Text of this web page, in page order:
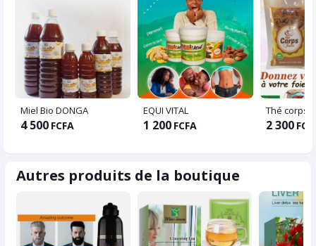
Miel Bio DONGA
4 500 FCFA
EQUI VITAL
1 200 FCFA
Thé corps
2 300
Autres produits de la boutique